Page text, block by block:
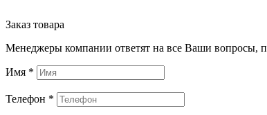
Заказ товара
Менеджеры компании ответят на все Ваши вопросы,
Имя *
Телефон *